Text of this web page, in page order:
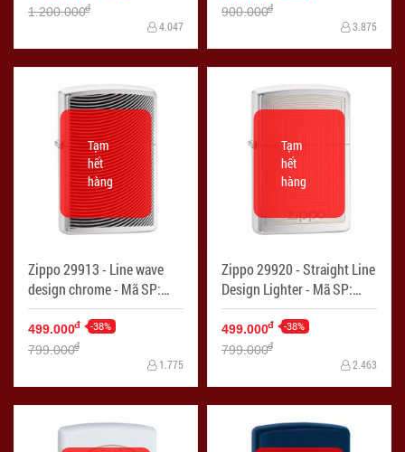
1.200.000đ
4.047
900.000đ
3.875
Zippo 29913 - Line wave
design chrome - Mã SP:
ZPC2345
Tạm
hết
hàng
499.000đ -38%
799.000đ
1.775
Zippo 29920 - Straight Line
Design Lighter - Mã SP:
ZPC2351
Tạm
hết
hàng
499.000đ -38%
799.000đ
2.463